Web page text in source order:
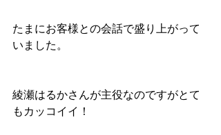
たまにお客様との会話で盛り上がって
いました。
綾瀬はるかさんが主役なのですがとて
もカッコイイ！